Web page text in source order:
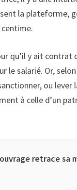
la plateforme,
qu’il y ait
le salarié. Or,
ou lever
à celle d’un
retrace sa